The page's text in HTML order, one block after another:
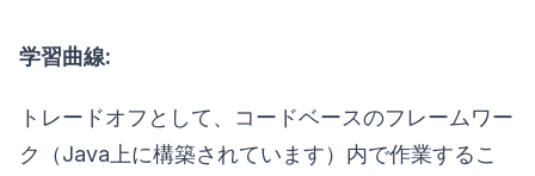
学習曲線:
トレードオフとして、コードベースのフレームワー
ク（Java上に構築されています）内で作業するこ